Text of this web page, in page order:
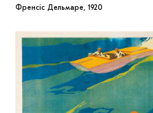
Френсіс Дельмаре, 1920